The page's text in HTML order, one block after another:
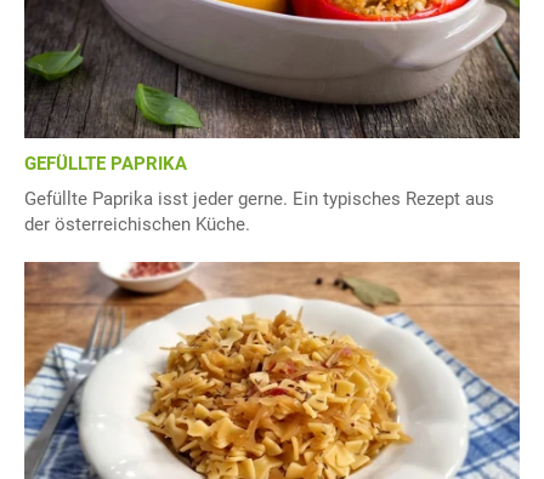
GEFÜLLTE PAPRIKA
Gefüllte Paprika isst jeder gerne. Ein typisches Rezept aus
der österreichischen Küche.